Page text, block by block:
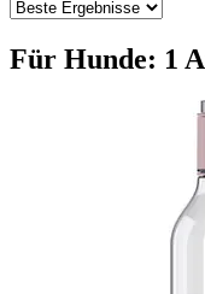
Für Hunde: 1